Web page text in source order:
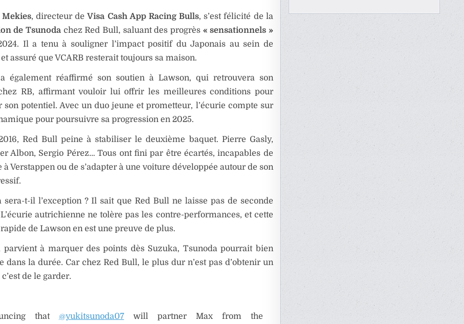
, directeur deVisa Cash App Racing Bulls, s’est félicité de la
de Tsunoda chez Red Bull, saluant des progrès « sensationnels »
Il a tenu à souligner l’impact positif du Japonais au sein de
assuré que VCARB resterait toujours sa maison.
également réaffirmé son soutien à Lawson, qui retrouvera son
RB, affirmant vouloir lui offrir les meilleures conditions pour
son potentiel. Avec un duo jeune et prometteur, l’écurie compte sur
pour poursuivre sa progression en 2025.
Red Bull peine à stabiliser le deuxième baquet. Pierre Gasly,
Albon, Sergio Pérez… Tous ont fini par être écartés, incapables de
à Verstappen ou de s’adapter à une voiture développée autour de son
sera-t-il l’exception ? Il sait que Red Bull ne laisse pas de seconde
autrichienne ne tolère pas les contre-performances, et cette
de Lawson en est une preuve de plus.
parvient à marquer des points dès Suzuka, Tsunoda pourrait bien
dans la durée. Car chez Red Bull, le plus dur n’est pas d’obtenir un
de le garder.
that @yukitsunoda07will partner Max from the